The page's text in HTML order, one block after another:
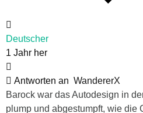
Deutscher
1 Jahr her
Antworten an WandererX
Barock war das Autodesign in
plump und abgestumpft, wie die